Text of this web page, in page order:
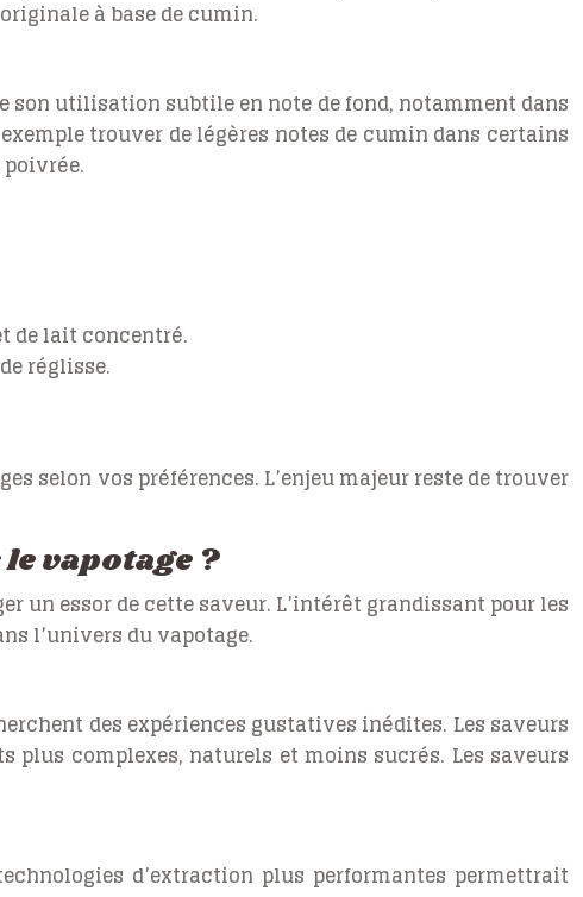
à base de cumin.
son utilisation subtile en note de fond, notamment dans
trouver de légères notes de cumin dans certains
de lait concentré.
réglisse.
selon vos préférences. L’enjeu majeur reste de trouver
vapotage ?
un essor de cette saveur. L’intérêt grandissant pour les
l’univers du vapotage.
des expériences gustatives inédites. Les saveurs
complexes, naturels et moins sucrés. Les saveurs
d’extraction plus performantes permettrait